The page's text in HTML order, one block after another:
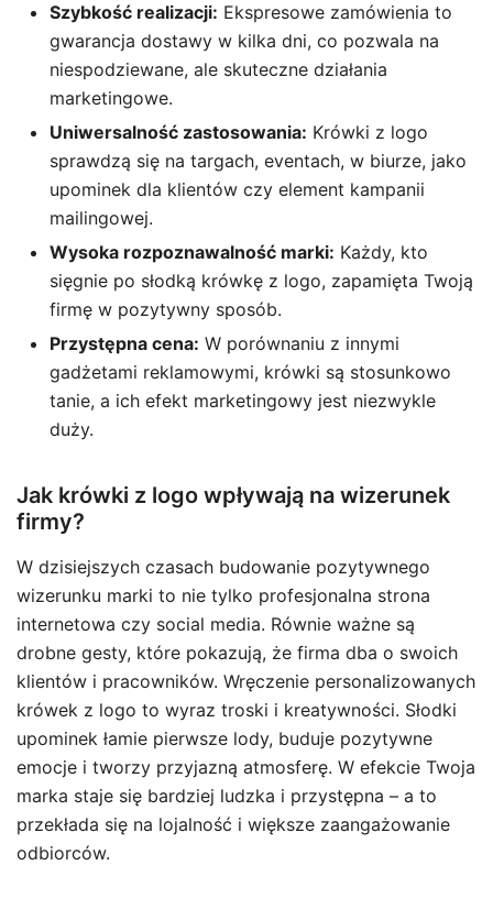
Szybkość realizacji: Ekspresowe zamówienia to
gwarancja dostawy w kilka dni, co pozwala na
niespodziewane, ale skuteczne działania
marketingowe.
Uniwersalność zastosowania: Krówki z logo
sprawdzą się na targach, eventach, w biurze, jako
upominek dla klientów czy element kampanii
mailingowej.
Wysoka rozpoznawalność marki: Każdy, kto
sięgnie po słodką krówkę z logo, zapamięta Twoją
firmę w pozytywny sposób.
Przystępna cena: W porównaniu z innymi
gadżetami reklamowymi, krówki są stosunkowo
tanie, a ich efekt marketingowy jest niezwykle
duży.
Jak krówki z logo wpływają na wizerunek
firmy?
W dzisiejszych czasach budowanie pozytywnego
wizerunku marki to nie tylko profesjonalna strona
internetowa czy social media. Równie ważne są
drobne gesty, które pokazują, że firma dba o swoich
klientów i pracowników. Wręczenie personalizowanych
krówek z logo to wyraz troski i kreatywności. Słodki
upominek łamie pierwsze lody, buduje pozytywne
emocje i tworzy przyjazną atmosferę. W efekcie Twoja
marka staje się bardziej ludzka i przystępna – a to
przekłada się na lojalność i większe zaangażowanie
odbiorców.